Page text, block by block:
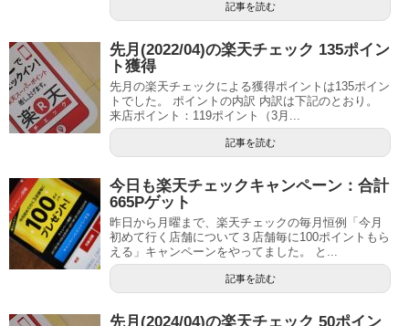
記事を読む
先月(2022/04)の楽天チェック 135ポイン
ト獲得
先月の楽天チェックによる獲得ポイントは135ポイン
トでした。 ポイントの内訳 内訳は下記のとおり。
来店ポイント：119ポイント（3月...
記事を読む
今日も楽天チェックキャンペーン：合計
665Pゲット
昨日から月曜まで、楽天チェックの毎月恒例「今月
初めて行く店舗について３店舗毎に100ポイントもら
える」キャンペーンをやってました。 と...
記事を読む
先月(2024/04)の楽天チェック 50ポイン